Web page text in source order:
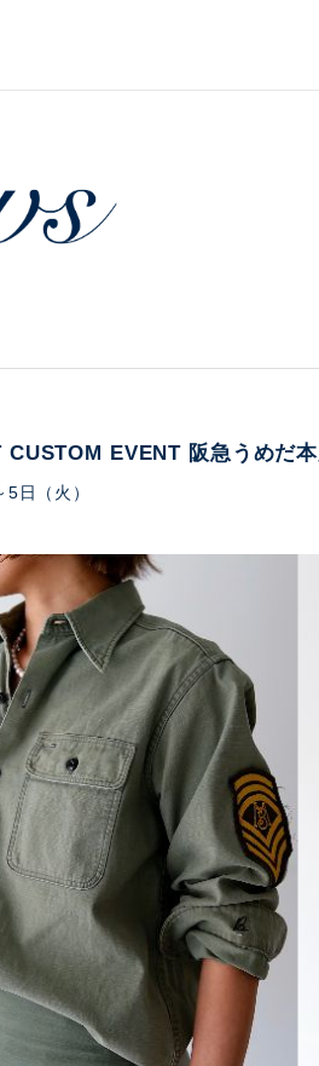
CUSTOM EVENT 阪急うめだ
日（火）